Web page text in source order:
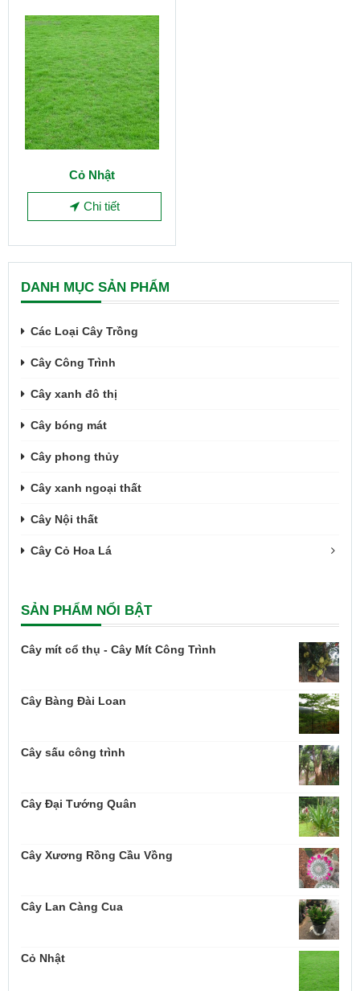
Cỏ Nhật
Chi tiết
DANH MỤC SẢN PHẨM
Các Loại Cây Trồng
Cây Công Trình
Cây xanh đô thị
Cây bóng mát
Cây phong thủy
Cây xanh ngoại thất
Cây Nội thất
Cây Cỏ Hoa Lá
SẢN PHẨM NỔI BẬT
Cây mít cổ thụ - Cây Mít Công Trình
Cây Bàng Đài Loan
Cây sấu công trình
Cây Đại Tướng Quân
Cây Xương Rồng Cầu Vồng
Cây Lan Càng Cua
Cỏ Nhật